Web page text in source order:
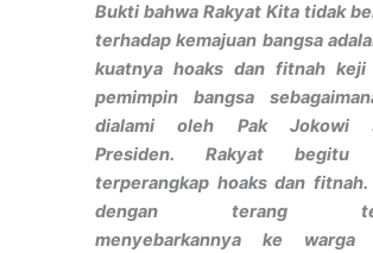
Bukti bahwa Rakyat Kita tidak
terhadap kemajuan bangsa
kuatnya hoaks dan fitnah keji
pemimpin bangsa
dialami oleh Pak Jokowi
Presiden. Rakyat begitu
terperangkap hoaks dan fitnah.
dengan terang
menyebarkannya ke warga